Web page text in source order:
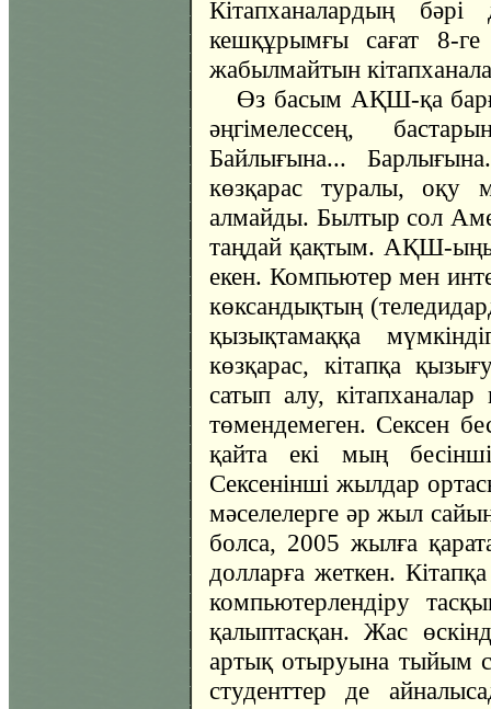
Кітапханалардың бәрі
кешқұрымғы сағат 8-ге
жабылмайтын
Өз басым АҚШ-қа
әңгімелессең,
Байлығына...
көзқарас туралы,
алмайды. Былтыр сол
таңдай қақтым. АҚШ-
екен. Компьютер мен
көксандықтың
қызықтамаққа
көзқарас, кітапқа
сатып алу,
төмендемеген. Сексен
қайта екі мың
Сексенінші жылдар
мәселелерге әр жыл
болса, 2005 жылға
долларға жеткен.
компьютерлендіру
қалыптасқан. Жас
артық отыруына тыйым
студенттер де